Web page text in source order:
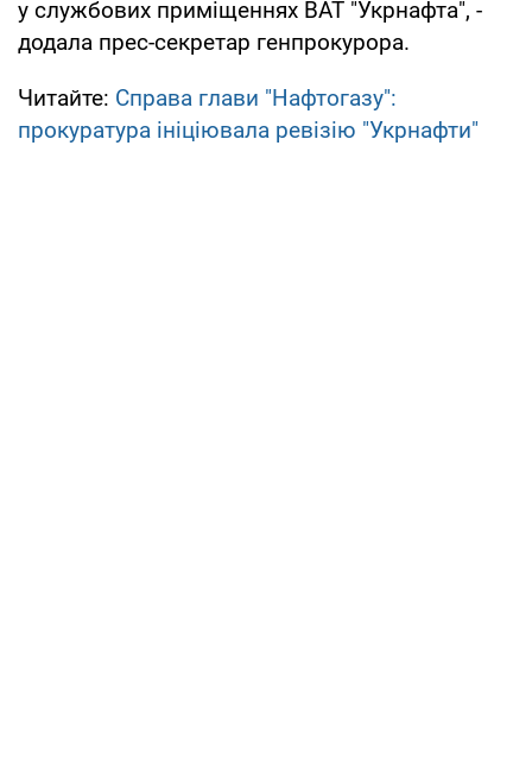
у службових приміщеннях ВАТ "Укрнафта", -
додала прес-секретар генпрокурора.
Читайте: Справа глави "Нафтогазу":
прокуратура ініціювала ревізію "Укрнафти"